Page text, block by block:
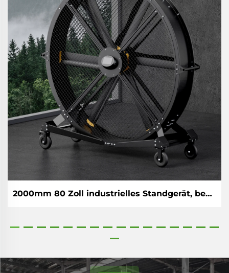
2000mm 80 Zoll industrielles Standgerät, beweglicher leiser Steh-Lüfter